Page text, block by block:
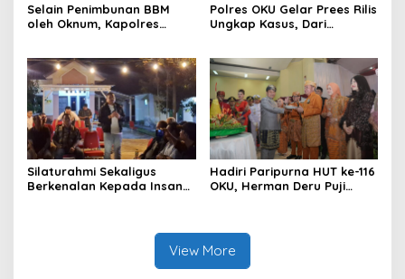
Selain Penimbunan BBM
oleh Oknum, Kapolres
Niaga Bungkam
Polres OKU Gelar Prees Rilis
Ungkap Kasus, Dari
Silaturahmi Sekaligus
Berkenalan Kepada Insan
Hadiri Paripurna HUT ke-116
OKU, Herman Deru Puji
View More